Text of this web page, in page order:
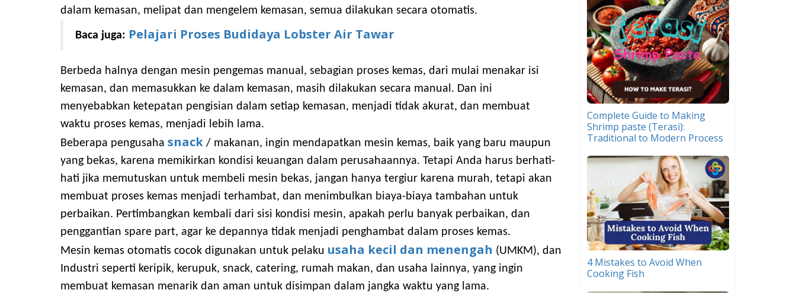
dalam kemasan, melipat dan mengelem kemasan, semua dilakukan secara otomatis.
Baca juga: Pelajari Proses Budidaya Lobster Air Tawar
Berbeda halnya dengan mesin pengemas manual, sebagian proses kemas, dari mulai menakar isi
kemasan, dan memasukkan ke dalam kemasan, masih dilakukan secara manual. Dan ini
menyebabkan ketepatan pengisian dalam setiap kemasan, menjadi tidak akurat, dan membuat
waktu proses kemas, menjadi lebih lama.
Beberapa pengusaha snack / makanan, ingin mendapatkan mesin kemas, baik yang baru maupun
yang bekas, karena memikirkan kondisi keuangan dalam perusahaannya. Tetapi Anda harus berhati-
hati jika memutuskan untuk membeli mesin bekas, jangan hanya tergiur karena murah, tetapi akan
membuat proses kemas menjadi terhambat, dan menimbulkan biaya-biaya tambahan untuk
perbaikan. Pertimbangkan kembali dari sisi kondisi mesin, apakah perlu banyak perbaikan, dan
penggantian spare part, agar ke depannya tidak menjadi penghambat dalam proses kemas.
Mesin kemas otomatis cocok digunakan untuk pelaku usaha kecil dan menengah (UMKM), dan
Industri seperti keripik, kerupuk, snack, catering, rumah makan, dan usaha lainnya, yang ingin
membuat kemasan menarik dan aman untuk disimpan dalam jangka waktu yang lama.
Complete Guide to Making
Shrimp paste (Terasi):
Traditional to Modern Process
4 Mistakes to Avoid When
Cooking Fish